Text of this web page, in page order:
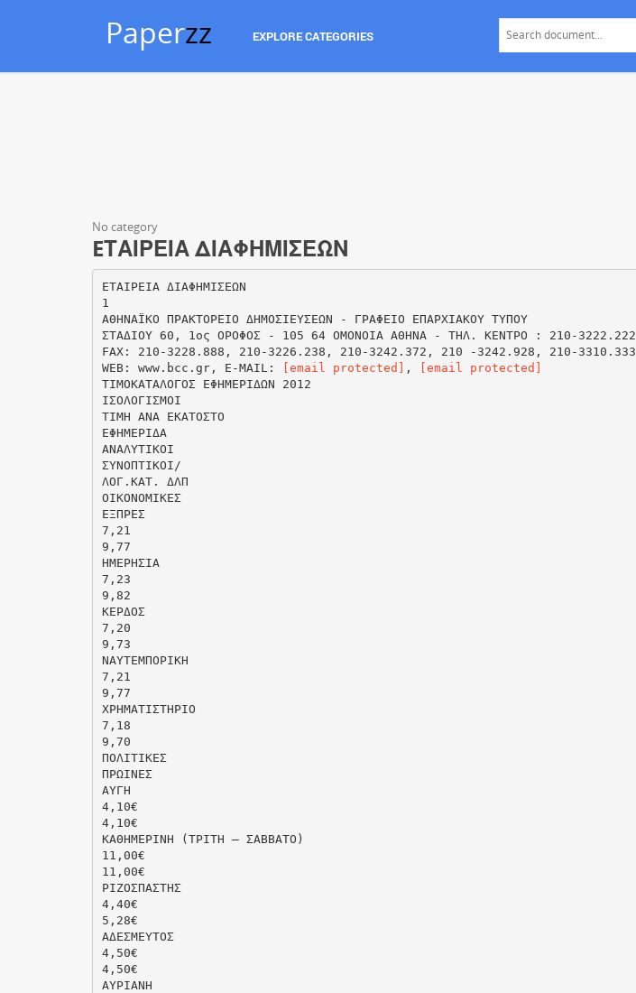
Paperzz EXPLORE CATEGORIES
No category
EΤΑΙΡΕΙΑ ΔΙΑΦΗΜΙΣΕΩΝ
EΤΑΙΡΕΙΑ ΔΙΑΦΗΜΙΣΕΩΝ
1
ΑΘΗΝΑΪΚΟ ΠΡΑΚΤΟΡΕΙΟ ΔΗΜΟΣΙΕΥΣΕΩΝ - ΓΡΑΦΕΙΟ ΕΠΑΡΧΙΑΚΟΥ ΤΥΠΟΥ
ΣΤΑΔΙΟΥ 60, 1ος ΟΡΟΦΟΣ - 105 64 ΟΜΟΝΟΙΑ ΑΘΗΝΑ - ΤΗΛ. ΚΕΝΤΡΟ : 210-3222.222
FAX: 210-3228.888, 210-3226.238, 210-3242.372, 210 -3242.928, 210-3310.333
WEB: www.bcc.gr, E-MAIL:
[email protected] ,
[email protected]
ΤΙΜΟΚΑΤΑΛΟΓΟΣ ΕΦΗΜΕΡΙΔΩΝ 2012
ΙΣΟΛΟΓΙΣΜΟΙ
ΤΙΜΗ ΑΝΑ ΕΚΑΤΟΣΤΟ
ΕΦΗΜΕΡΙΔΑ
ΑΝΑΛΥΤΙΚΟΙ
ΣΥΝΟΠΤΙΚΟΙ/
ΛΟΓ.ΚΑΤ. ΔΛΠ
ΟΙΚΟΝΟΜΙΚΕΣ
ΕΞΠΡΕΣ
7,21
9,77
ΗΜΕΡΗΣΙΑ
7,23
9,82
ΚΕΡΔΟΣ
7,20
9,73
ΝΑΥΤΕΜΠΟΡΙΚΗ
7,21
9,77
ΧΡΗΜΑΤΙΣΤΗΡΙΟ
7,18
9,70
ΠΟΛΙΤΙΚΕΣ
ΠΡΩΙΝΕΣ
ΑΥΓΗ
4,10€
4,10€
ΚΑΘΗΜΕΡΙΝΗ (ΤΡΙΤΗ – ΣΑΒΒΑΤΟ)
11,00€
11,00€
ΡΙΖΟΣΠΑΣΤΗΣ
4,40€
5,28€
ΑΔΕΣΜΕΥΤΟΣ
4,50€
4,50€
ΑΥΡΙΑΝΗ